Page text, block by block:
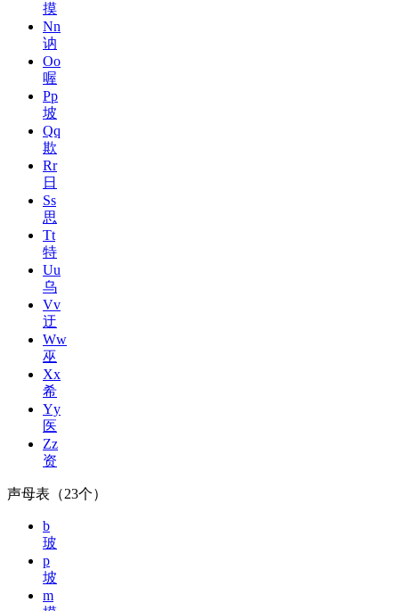
摸
Nn
讷
Oo
喔
Pp
坡
Qq
欺
Rr
日
Ss
思
Tt
特
Uu
乌
Vv
迂
Ww
巫
Xx
希
Yy
医
Zz
资
声母表（23个）
b
玻
p
坡
m